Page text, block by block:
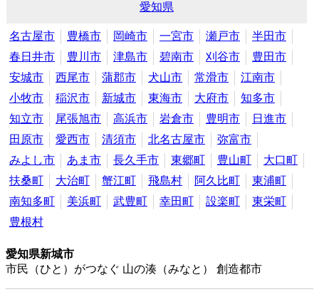
愛知県
名古屋市 豊橋市 岡崎市 一宮市 瀬戸市
半田市
春日井市
豊川市 津島市 碧南市 刈谷市
豊田市
安城市
西尾市 蒲郡市 犬山市 常滑市
江南市
小牧市
稲沢市 新城市 東海市 大府市
知多市
知立市
尾張旭市 高浜市 岩倉市 豊明市
日進市
田原市
愛西市 清須市 北名古屋市
弥富市
みよし市
あま市 長久手市 東郷町 豊山町
大口町
扶桑町
大治町 蟹江町 飛島村 阿久比町
東浦町
南知多町
美浜町 武豊町 幸田町 設楽町
東栄町
豊根村
愛知県新城市
市民（ひと）がつなぐ 山の湊（みなと） 創造都市